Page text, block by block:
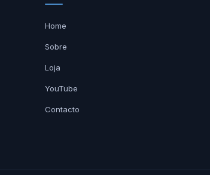
Home
Sobre
Loja
YouTube
Contacto